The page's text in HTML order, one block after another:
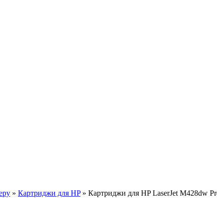
» Картриджи для HP» Картриджи для HP LaserJet M428dw